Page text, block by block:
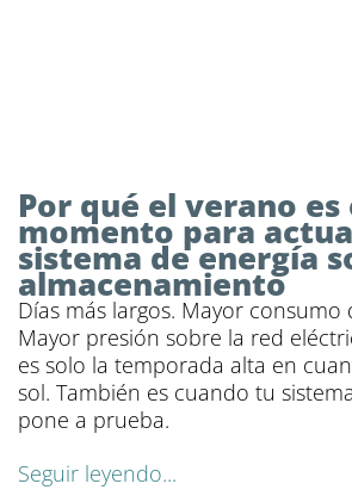
Por qué el verano
momento para
sistema de energía
almacenamiento
Días más largos. Mayor consumo
Mayor presión sobre la red
es solo la temporada alta en
sol. También es cuando tu
pone a prueba.
Seguir leyendo...